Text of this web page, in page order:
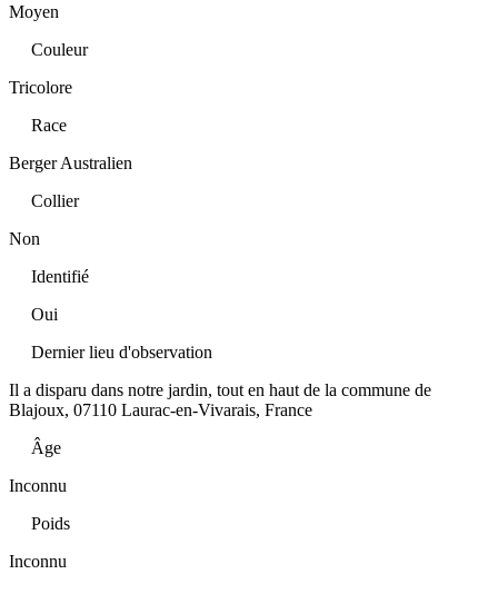
Moyen
Couleur
Tricolore
Race
Berger Australien
Collier
Non
Identifié
Oui
Dernier lieu d'observation
Il a disparu dans notre jardin, tout en haut de la commune de
Blajoux, 07110 Laurac-en-Vivarais, France
Âge
Inconnu
Poids
Inconnu